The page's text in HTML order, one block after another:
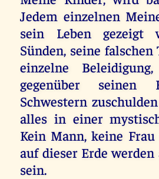
Jedem einzelnen
sein Leben gezeigt
Sünden, seine
einzelne
gegenüber seinen
Schwestern
alles in einer
Kein Mann, keine
auf dieser Erde
sein.